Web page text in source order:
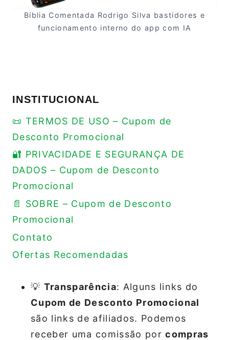
Bíblia Comentada Rodrigo Silva bastidores e
funcionamento interno do app com IA
INSTITUCIONAL
📜 TERMOS DE USO – Cupom de
Desconto Promocional
🔐 PRIVACIDADE E SEGURANÇA DE
DADOS – Cupom de Desconto
Promocional
📄 SOBRE – Cupom de Desconto
Promocional
Contato
Ofertas Recomendadas
💡 Transparência: Alguns links do
Cupom de Desconto Promocional
são links de afiliados. Podemos
receber uma comissão porcompras